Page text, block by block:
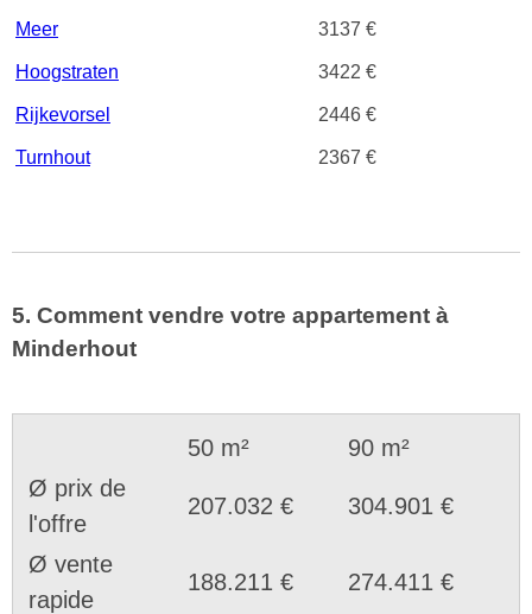
Meer 3137 €
Hoogstraten 3422 €
Rijkevorsel 2446 €
Turnhout 2367 €
5. Comment vendre votre appartement à
Minderhout
50 m²
90 m²
Ø prix de
l'offre
207.032 € 304.901 €
Ø vente
rapide
188.211 € 274.411 €